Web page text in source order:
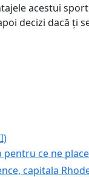
acestui
decizi dacă ți
pentru ce ne place